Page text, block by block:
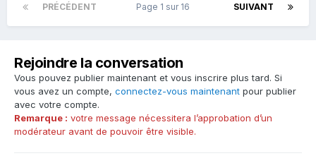
PRÉCÉDENT SUIVANT
Page 1 sur 16
Rejoindre la conversation
Vous pouvez publier maintenant et vous inscrire plus tard. Si
vous avez un compte, connectez-vous maintenant pour publier
avec votre compte.
Remarque : votre message nécessitera l’approbation d’un
modérateur avant de pouvoir être visible.